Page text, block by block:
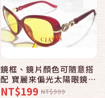
鏡框、鏡片顏色可隨意搭
配 寶麗來偏光太陽眼鏡
+UV400 抗藍光 青光眼、
NT$199 NT$999